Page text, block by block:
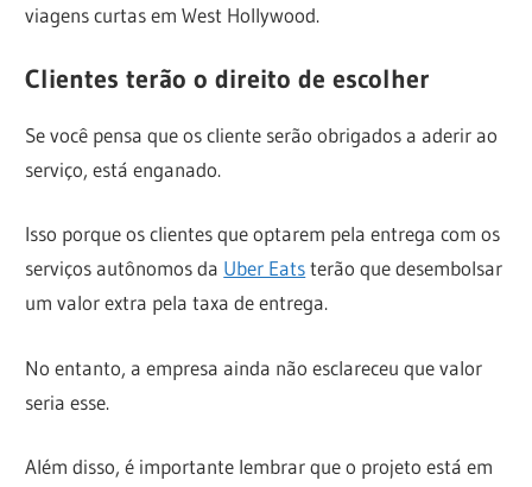
viagens curtas em West Hollywood.
Clientes terão o direito de escolher
Se você pensa que os cliente serão obrigados a aderir ao
serviço, está enganado.
Isso porque os clientes que optarem pela entrega com os
serviços autônomos da Uber Eats terão que desembolsar
um valor extra pela taxa de entrega.
No entanto, a empresa ainda não esclareceu que valor
seria esse.
Além disso, é importante lembrar que o projeto está em